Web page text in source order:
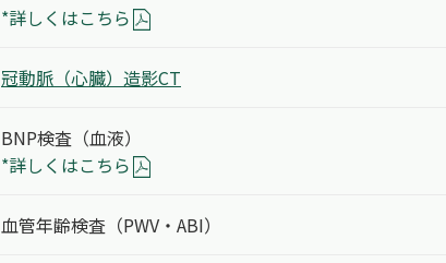
*詳しくはこちら
冠動脈（心臓） 造影CT
BNP検査（血液）
*詳しくはこちら
血管年齢検査 （PWV・ABI）